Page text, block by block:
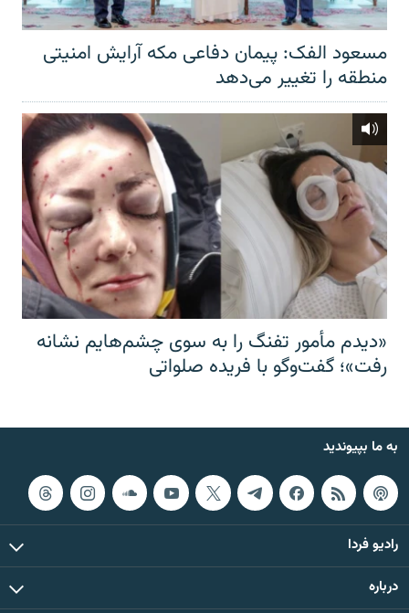
مسعود الفک: پیمان دفاعی مکه آرایش امنیتی
منطقه را تغییر می‌دهد
«دیدم مأمور تفنگ را به سوی چشم‌هایم نشانه
رفت»؛ گفت‌و‌گو با فریده صلواتی
به ما بپیوندید
رادیو فردا
درباره